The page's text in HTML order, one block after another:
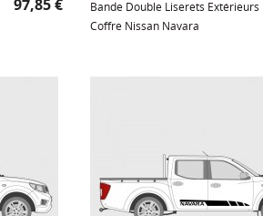
97,85 €
Bande Double Liserets Extérieurs
Coffre Nissan Navara